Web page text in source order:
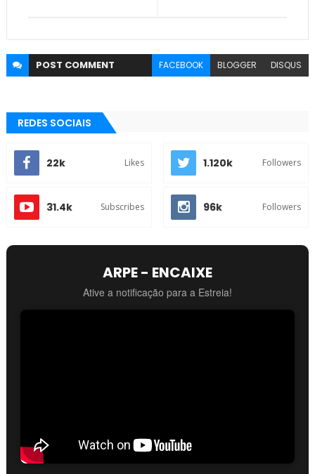
POST COMMENT FACEBOOK BLOGGER DISQUS
REDES SOCIAIS
22k Likes 1.120k Followers
31.4k Subscribes 96k Followers
ARPE - ENCAIXE
Ative a notificação para a Estreia!